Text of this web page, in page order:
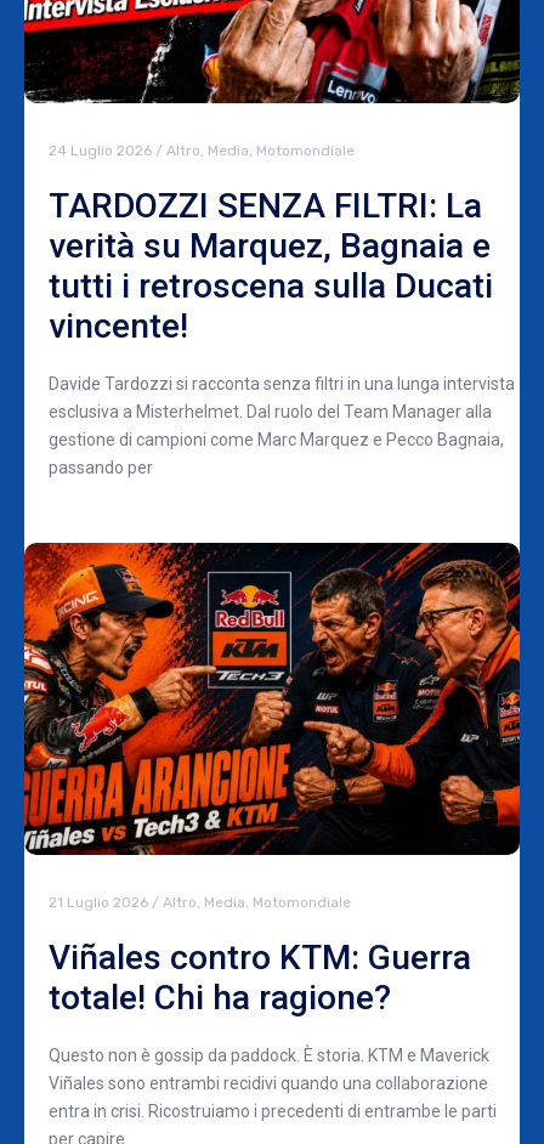
24 Luglio 2026 / Altro Media Motomondiale
TARDOZZI SENZA FILTRI: La
verità su Marquez, Bagnaia e
tutti i retroscena sulla Ducati
vincente!
Davide Tardozzi si racconta senza filtri in una lunga intervista
esclusiva a Misterhelmet. Dal ruolo del Team Manager alla
gestione di campioni come Marc Marquez e Pecco Bagnaia,
passando per
21 Luglio 2026 / Altro Media Motomondiale
Viñales contro KTM: Guerra
totale! Chi ha ragione?
Questo non è gossip da paddock. È storia. KTM e Maverick
Viñales sono entrambi recidivi quando una collaborazione
entra in crisi. Ricostruiamo i precedenti di entrambe le parti
per capire